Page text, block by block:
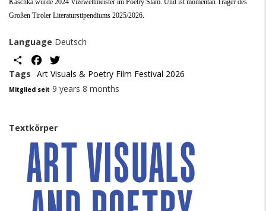
Kaschka wurde 2024 Vizeweltmeister im Poetry Slam. Und ist momentan Träger des
Großen Tiroler Literaturstipendiums 2025/2026.
Language Deutsch
ShareFacebook
Tags Art Visuals & Poetry Film Festival 2026
Mitglied seit 9 years 8 months
Textkörper